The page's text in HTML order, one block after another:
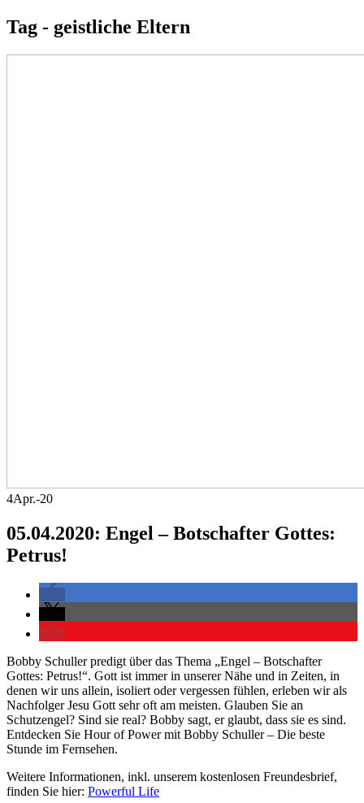
Tag - geistliche Eltern
4Apr.-20
05.04.2020: Engel – Botschafter Gottes:
Petrus!
Bobby Schuller predigt über das Thema „Engel – Botschafter
Gottes: Petrus!“. Gott ist immer in unserer Nähe und in Zeiten, in
denen wir uns allein, isoliert oder vergessen fühlen, erleben wir als
Nachfolger Jesu Gott sehr oft am meisten. Glauben Sie an
Schutzengel? Sind sie real? Bobby sagt, er glaubt, dass sie es sind.
Entdecken Sie Hour of Power mit Bobby Schuller – Die beste
Stunde im Fernsehen.
Weitere Informationen, inkl. unserem kostenlosen Freundesbrief,
finden Sie hier: Powerful Life